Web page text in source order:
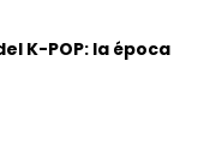
K-POP: la época